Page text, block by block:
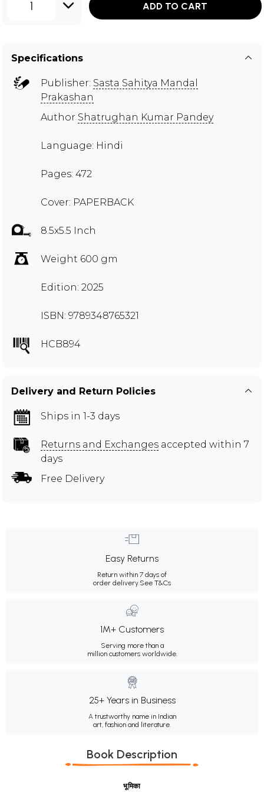
1 ADD TO CART
Specifications
Publisher: Sasta Sahitya Mandal
Prakashan
Author Shatrughan Kumar Pandey
Language: Hindi
Pages: 472
Cover: PAPERBACK
8.5x5.5 Inch
Weight 600 gm
Edition: 2025
ISBN: 9789348765321
HCB894
Delivery and Return Policies
Ships in 1-3 days
Returns and Exchanges accepted within 7
days
Free Delivery
Easy Returns
Return within 7 days of
order delivery.See T&Cs
1M+ Customers
Serving more than a
million customers worldwide.
25+ Years in Business
A trustworthy name in Indian
art, fashion and literature.
Book Description
भूमिका